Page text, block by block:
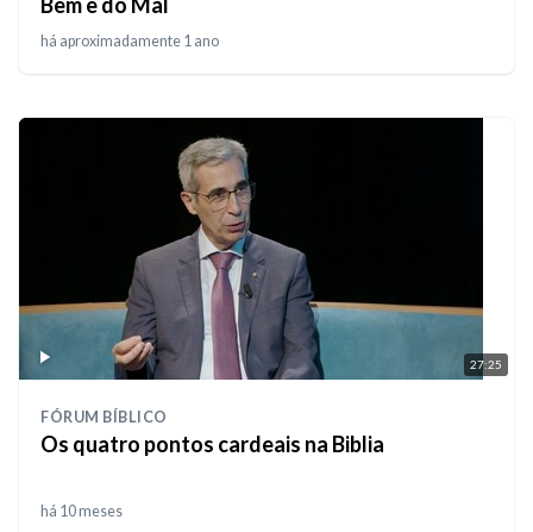
há aproximadamente 1 ano
27:25
FÓRUM BÍBLICO
Os quatro pontos cardeais na Biblia
há 10 meses